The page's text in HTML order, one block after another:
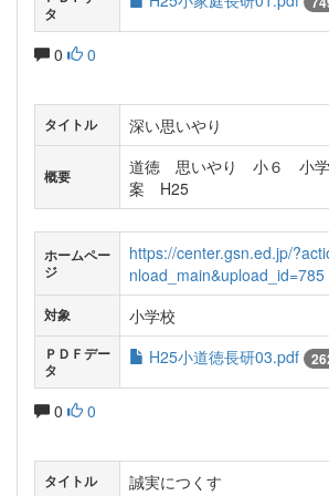
タ
0 0
タイトル 深い思いやり
概要
道徳 思いやり 小６ 小
案 H25
ホームペー
ジ
https://center.gsn.ed.jp/
nload_main&upload_id=785
対象 小学校
ＰＤＦデー
タ
H25小道徳長研03.pdf
0 0
タイトル 誠実につくす